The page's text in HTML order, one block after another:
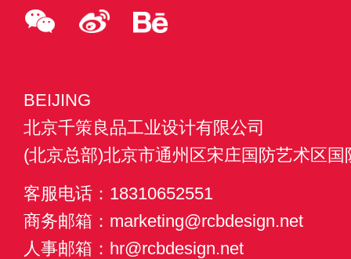
这件艺术台灯，最开始主要是想到了以原始木料为初衷设计，打
的木料台灯产品，木料材质纹理细腻，耐用，水浸不坏，比较耐高
纹理清晰美观、线条饱满流畅，经久耐用，导热性能好且保养简单
理直，力学强度相当高，耐磨损，材质相当的强，产品设计的可以
会倒，相当的平稳。
BEIJING
北京千策良品工业设计有限公司
(北京总部)北京市通州区宋庄国防艺术区国
客服电话：18310652551
商务邮箱：marketing@rcbdesign.net
人事邮箱：hr@rcbdesign.net